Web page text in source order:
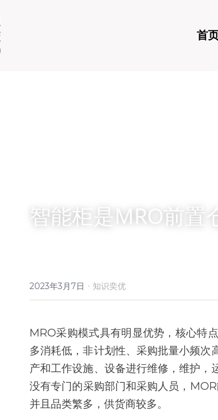
首
智能柜是MRO前置
2023年3月7日 · 知识奕优
MRO采购模式具有明显优势，核心特
多消耗低，非计划性、采购批量小频次
产和工作设施、设备进行维修，维护，
没有专门的采购部门和采购人员，
并且品类繁多，供货商较多。